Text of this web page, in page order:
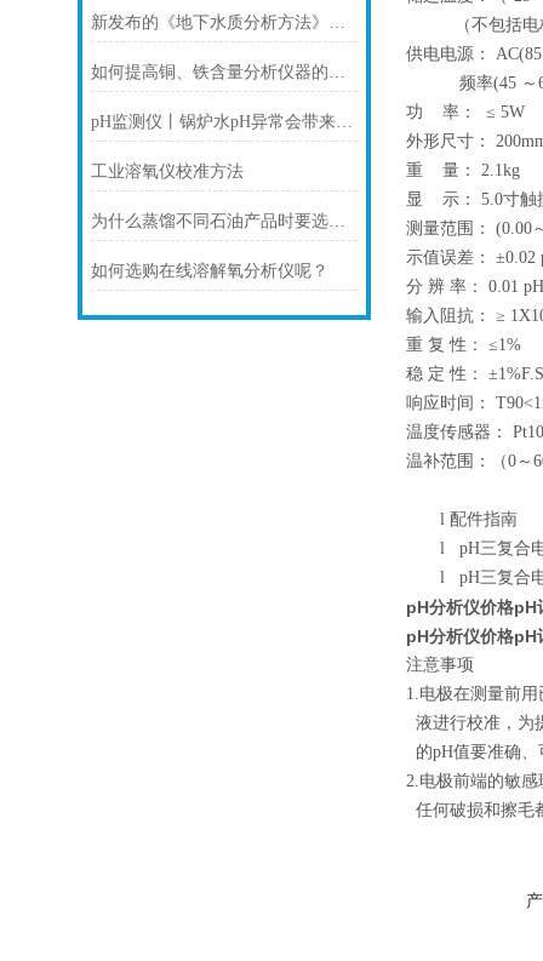
新发布的《地下水质分析方法》等85项系列行业标准，7月1日已正式实施！
如何提高铜、铁含量分析仪器的工作效率？
pH监测仪丨锅炉水pH异常会带来哪些影响
工业溶氧仪校准方法
为什么蒸馏不同石油产品时要选用不同孔径的石棉垫
如何选购在线溶解氧分析仪呢？
（不包括电极
供电电源：
频率(45 ～
功 率： ≤ 5W
外形尺寸：
重 量： 2.1kg
显 示： 5.0寸触
测量范围： (0.00
示值误差： ±0.02
分 辨 率： 0.01 pH
输入阻抗： ≥
重 复 性： ≤1%
稳 定 性：
响应时间：
温度传感器：
温补范围：（0～
l 配件指南
l
pH三复合
l
pH三复合
pH分析仪价格pH
pH分析仪价格pH
注意事项
1.电极在测量前
液进行校准，为
的pH值要准确、
2.电极前端的敏
任何破损和擦毛